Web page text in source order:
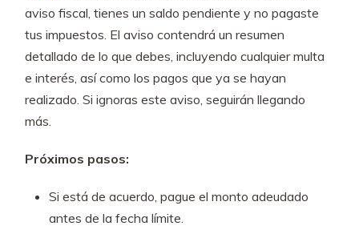
aviso fiscal, tienes un saldo pendiente y no pagaste
tus impuestos. El aviso contendrá un resumen
detallado de lo que debes, incluyendo cualquier multa
e interés, así como los pagos que ya se hayan
realizado. Si ignoras este aviso, seguirán llegando
más.
Próximos pasos:
Si está de acuerdo, pague el monto adeudado
antes de la fecha límite.